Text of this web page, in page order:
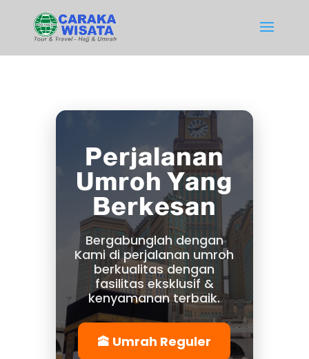
Perjalanan
Umroh Yang
Berkesan
Bergabunglah dengan
Kami di perjalanan umroh
berkualitas dengan
fasilitas eksklusif &
kenyamanan terbaik.
🕋 Umrah Reguler